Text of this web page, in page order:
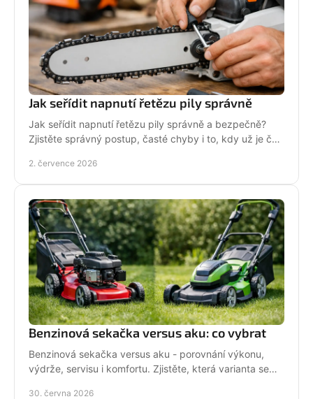
Jak seřídit napnutí řetězu pily správně
Jak seřídit napnutí řetězu pily správně a bezpečně?
Zjistěte správný postup, časté chyby i to, kdy už je čas
2. července 2026
Benzinová sekačka versus aku: co vybrat
Benzinová sekačka versus aku - porovnání výkonu,
výdrže, servisu i komfortu. Zjistěte, která varianta se
30. června 2026